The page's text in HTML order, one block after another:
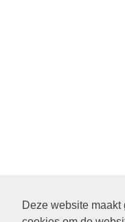
Deze website